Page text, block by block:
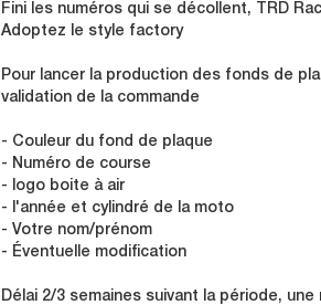
Fini les numéros qui se décollent, TRD
Adoptez le style factory
Pour lancer la production des fonds de
validation de la commande
- Couleur du fond de plaque
- Numéro de course
- logo boite à air
- l'année et cylindré de la moto
- Votre nom/prénom
- Éventuelle modification
Délai 2/3 semaines suivant la période,